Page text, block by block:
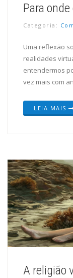
Para
Categoria:
Uma reflexão
realidades
entendermos
vez mais com
LEIA MAIS
A religião